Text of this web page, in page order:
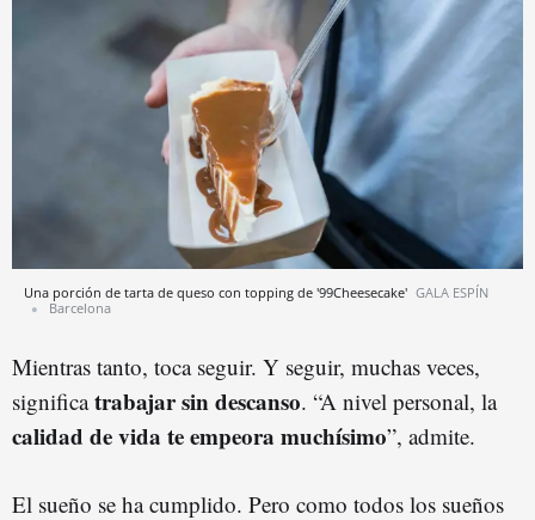
Una porción de tarta de queso con topping de '99Cheesecake' GALA ESPÍN
Barcelona
Mientras tanto, toca seguir. Y seguir, muchas veces,
significatrabajar sin descanso. “A nivel personal, la
calidad de vida te empeora muchísimo”, admite.
El sueño se ha cumplido. Pero como todos los sueños